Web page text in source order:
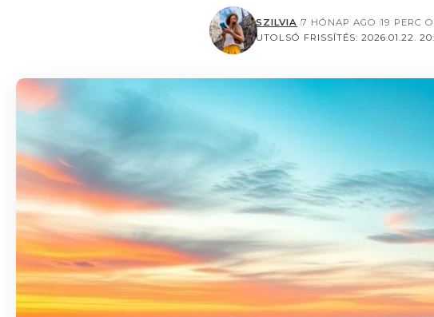
UTOLSÓ FRISSÍTÉS: 2026.01.22.
SZILVIA 7 HÓNAP AGO 19 PERC